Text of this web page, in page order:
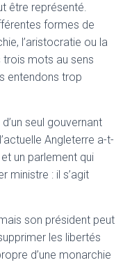
être représenté.
formes de
l’aristocratie ou la
mots au sens
entendons trop
seul gouvernant
Angleterre a-t-
un parlement qui
ministre : il s’agit
son président peut
les libertés
d’une monarchie